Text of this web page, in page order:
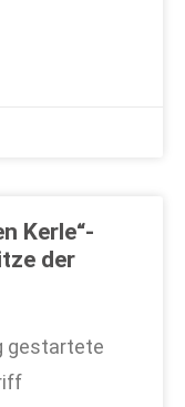
Kerle“-
der
gestartete